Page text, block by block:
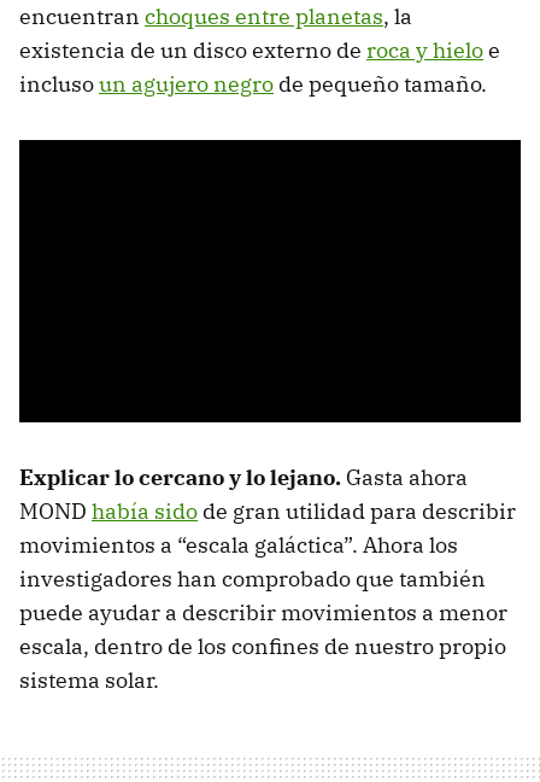
encuentran choques entre planetas, la
existencia de un disco externo de roca y hieloe
inclusoun agujero negro de pequeño tamaño.
Explicar lo cercano y lo lejano. Gasta ahora
MOND había sido de gran utilidad para describir
movimientos a “escala galáctica”. Ahora los
investigadores han comprobado que también
puede ayudar a describir movimientos a menor
escala, dentro de los confines de nuestro propio
sistema solar.